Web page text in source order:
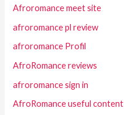
Afroromance meet site
afroromance pl review
afroromance Profil
AfroRomance reviews
afroromance sign in
AfroRomance useful content